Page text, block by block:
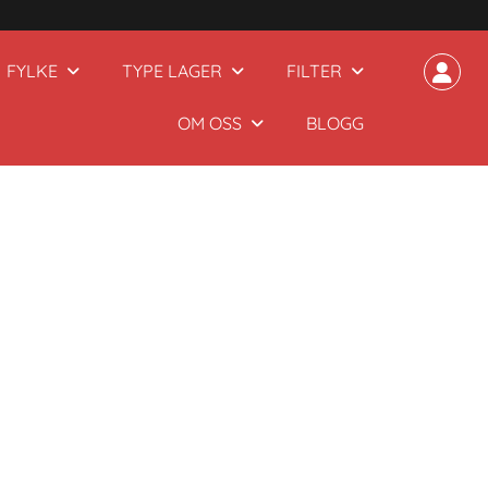
FYLKE TYPE LAGER FILTER
OM OSS BLOGG